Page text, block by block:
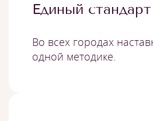
Единый
Во всех городах
одной методике.